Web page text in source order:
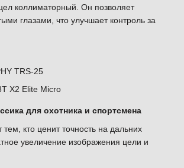
коллиматорный. Он позволяет
глазами, что улучшает контроль за
TRS-25
X2 Elite Micro
для охотника и спортсмена
тем, кто ценит точность на дальних
увеличение изображения цели и